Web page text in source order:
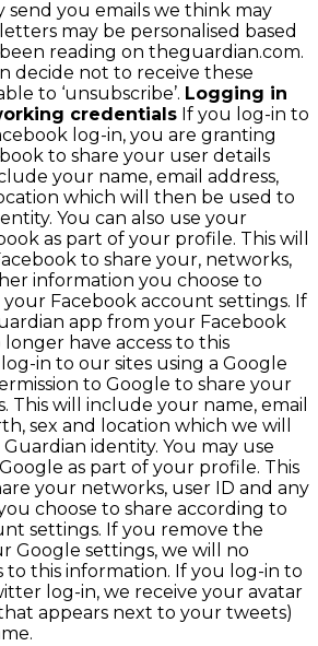
send you emails we think may
may be personalised based
reading on theguardian.com.
decide not to receive these
to ‘unsubscribe’. Logging in
credentials If you log-in to
log-in, you are granting
to share your user details
your name, email address,
which will then be used to
You can also use your
as part of your profile. This will
to share your, networks,
information you choose to
Facebook account settings. If
app from your Facebook
have access to this
in to our sites using a Google
to Google to share your
This will include your name, email
sex and location which we will
identity. You may use
as part of your profile. This
your networks, user ID and any
choose to share according to
settings. If you remove the
Google settings, we will no
to this information. If you log-in to
log-in, we receive your avatar
appears next to your tweets)